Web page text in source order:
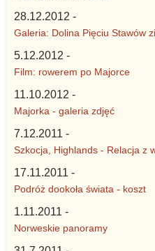
28.12.2012 -
Galeria: Dolina Pięciu Stawów
5.12.2012 -
Film: rowerem po Majorce
11.10.2012 -
Majorka - galeria zdjęć
7.12.2011 -
Szkocja, Highlands - Relacja z
17.11.2011 -
Podróż dookoła świata - koszt
1.11.2011 -
Norweskie panoramy